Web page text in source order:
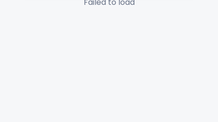
Failed to load